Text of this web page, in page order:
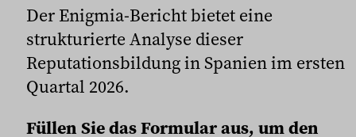
Der Enigmia-Bericht bietet eine
strukturierte Analyse dieser
Reputationsbildung in Spanien im ersten
Quartal 2026.
Füllen Sie das Formular aus, um den